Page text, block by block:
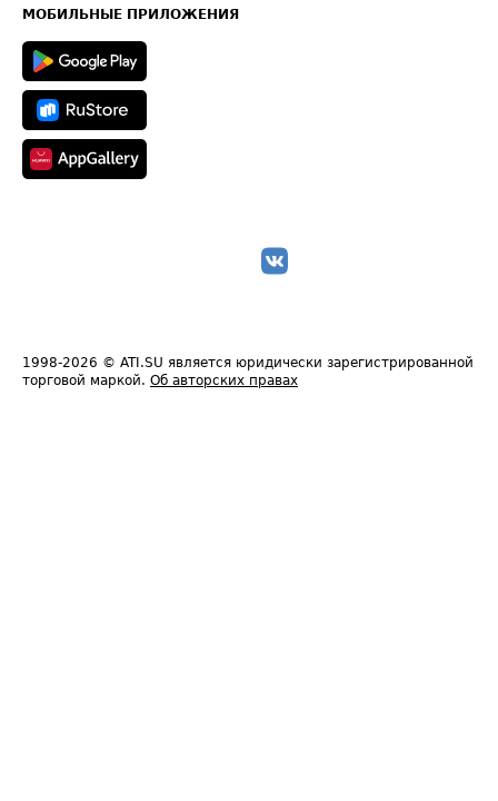
Техническая информация
МОБИЛЬНЫЕ ПРИЛОЖЕНИЯ
1998-2026 © ATI.SU является юридически зарегистрированной
торговой маркой. Об авторских правах